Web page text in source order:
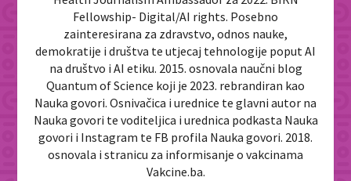
Fellowship- Digital/AI rights. Posebno
zainteresirana za zdravstvo, odnos nauke,
demokratije i društva te utjecaj tehnologije poput AI
na društvo i AI etiku. 2015. osnovala naučni blog
Quantum of Science koji je 2023. rebrandiran kao
Nauka govori. Osnivačica i urednice te glavni autor na
Nauka govori te voditeljica i urednica podkasta Nauka
govori i Instagram te FB profila Nauka govori. 2018.
osnovala i stranicu za informisanje o vakcinama
Vakcine.ba.